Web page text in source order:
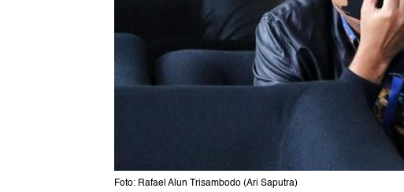
Foto: Rafael Alun Trisambodo (Ari Saputra)